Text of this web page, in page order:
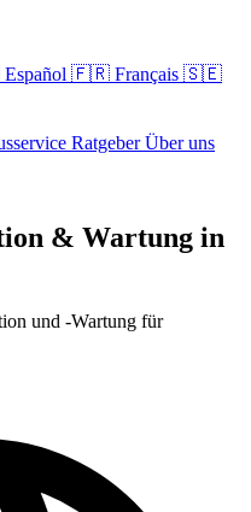
Español 🇫🇷 Français 🇸🇪
RatgeberÜber uns
& Wartung in
und -Wartung für